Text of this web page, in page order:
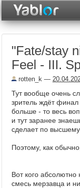
"Fate/stay
Feel - III.
rotten_k —
Тут вообще очень
зритель ждёт финал
больше - то весь
и тут заранее
сделает по высшему
Поэтому, как
Вот кого
смесь мерзавца и